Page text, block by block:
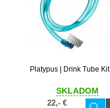
Platypus | Drink Tube Kit
SKLADOM
22,- €